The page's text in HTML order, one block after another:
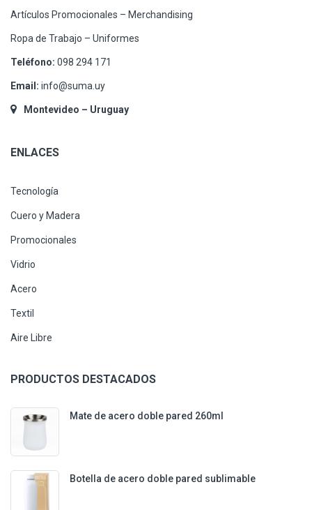
Artículos Promocionales – Merchandising
Ropa de Trabajo – Uniformes
Teléfono: 098 294 171
Email: info@suma.uy
Montevideo – Uruguay
ENLACES
Tecnología
Cuero y Madera
Promocionales
Vidrio
Acero
Textil
Aire Libre
PRODUCTOS DESTACADOS
Mate de acero doble pared 260ml
Botella de acero doble pared sublimable